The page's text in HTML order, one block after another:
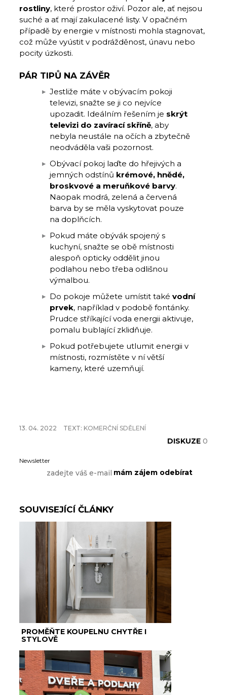
rostliny, které prostor oživí. Pozor ale, ať nejsou
suché a ať mají zakulacené listy. V opačném
případě by energie v místnosti mohla stagnovat,
což může vyústit v podrážděnost, únavu nebo
pocity úzkosti.
PÁR TIPŮ NA ZÁVĚR
Jestliže máte v obývacím pokoji
televizi, snažte se ji co nejvíce
upozadit. Ideálním řešením je skrýt
televizi do zavírací skříně, aby
nebyla neustále na očích a zbytečně
neodváděla vaši pozornost.
Obývací pokoj laďte do hřejivých a
jemných odstínů krémové, hnědé,
broskvové a meruňkové barvy.
Naopak modrá, zelená a červená
barva by se měla vyskytovat pouze
na doplňcích.
Pokud máte obývák spojený s
kuchyní, snažte se obě místnosti
alespoň opticky oddělit jinou
podlahou nebo třeba odlišnou
výmalbou.
Do pokoje můžete umístit také vodní
prvek, například v podobě fontánky.
Prudce stříkající voda energii aktivuje,
pomalu bublající zklidňuje.
Pokud potřebujete utlumit energii v
místnosti, rozmístěte v ní větší
kameny, které uzemňují.
13. 04. 2022 TEXT: KOMERČNÍ SDĚLENÍ
DISKUZE 0
Newsletter
SOUVISEJÍCÍ ČLÁNKY
PROMĚŇTE KOUPELNU CHYTŘE I
STYLOVĚ